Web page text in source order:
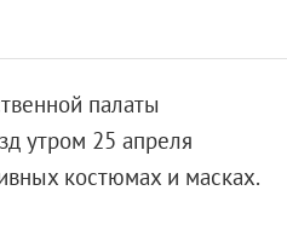
палаты
утром 25 апреля
костюмах и масках.